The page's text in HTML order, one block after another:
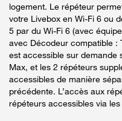
logement. Le répéteur
votre Livebox en Wi-Fi 6 ou
5 par du Wi-Fi 6 (avec
avec Décodeur compatible :
est accessible sur demande
Max, et les 2 répéteurs
accessibles de manière
précédente. L’accès aux
répéteurs accessibles via